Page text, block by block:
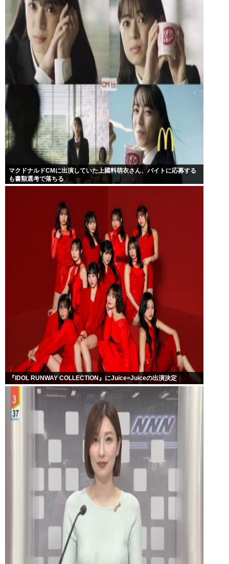
マクドナルドCMに出演していた上國料萌衣さん、バイトに応募する
も書類選考で落ちる
『IDOL RUNWAY COLLECTION』にJuice=Juiceの出演決定